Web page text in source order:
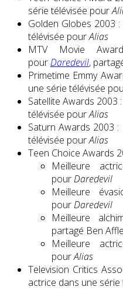
série télévisée pour
Golden Globes 2003
télévisée pourAlias
MTV Movie
pourDaredevil,
Primetime Emmy
une série télévisée
Satellite Awards 2003
télévisée pourAlias
Saturn Awards 2003
télévisée pourAlias
Teen Choice Awards
Meilleure
pourDaredevil
Meilleure
pourDaredevil
Meilleure
partagé Ben
Meilleure
pourAlias
Television Critics
actrice dans une